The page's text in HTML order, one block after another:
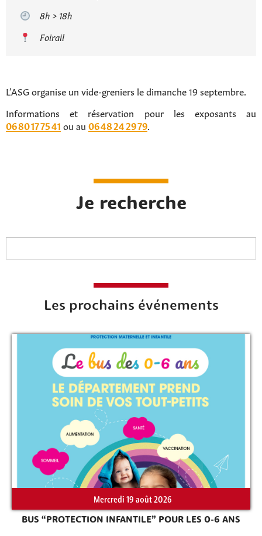
Rechercher sur le site
8h > 18h
Foirail
L’ASG organise un vide-greniers le dimanche 19 septembre.
Informations et réservation pour les exposants au
06 80 17 75 41 ou au 06 48 24 29 79
Je recherche
Les prochains événements
Mercredi 19 août 2026
BUS “PROTECTION INFANTILE” POUR LES 0-6 ANS